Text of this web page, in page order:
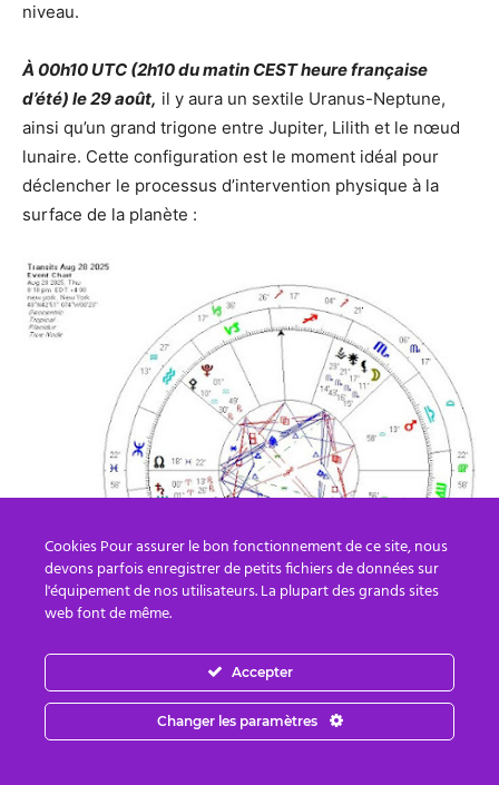
niveau.
À 00h10 UTC (2h10 du matin CEST heure française
d’été) le 29 août, il y aura un sextile Uranus-Neptune,
ainsi qu’un grand trigone entre Jupiter, Lilith et le nœud
lunaire. Cette configuration est le moment idéal pour
déclencher le processus d’intervention physique à la
surface de la planète :
C’est pourquoi les Forces de la Lumière demandent au
plus grand nombre possible de personnes de faire la
Cookies Pour assurer le bon fonctionnement de ce site, nous
devons parfois enregistrer de petits fichiers de données sur
l'équipement de nos utilisateurs. La plupart des grands sites
web font de même.
Accepter
Changer les paramètres